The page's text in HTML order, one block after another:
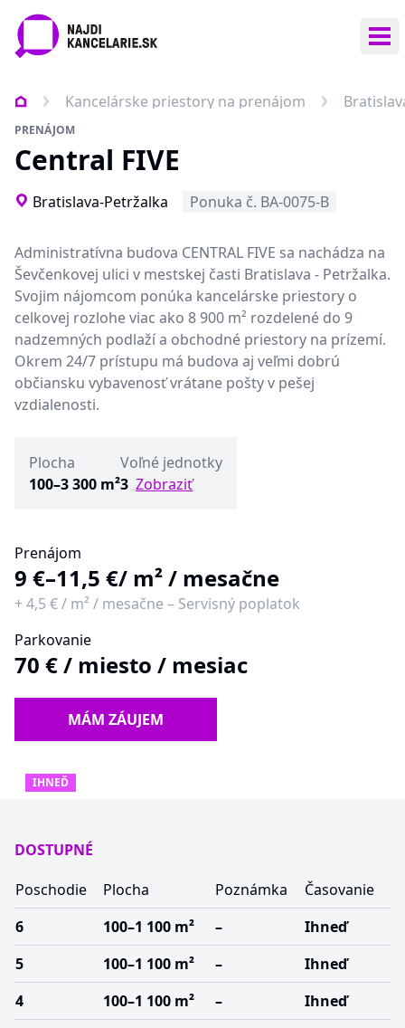
Kancelárske priestory na prenájom
PRENÁJOM
Central FIVE
Bratislava-Petržalka Ponuka č. BA-0075-B
Administratívna budova CENTRAL FIVE sa nachádza na
Ševčenkovej ulici v mestskej časti Bratislava - Petržalka.
Svojim nájomcom ponúka kancelárske priestory o
celkovej rozlohe viac ako 8 900 m² rozdelené do 9
nadzemných podlaží a obchodné priestory na prízemí.
Okrem 24/7 prístupu má budova aj veľmi dobrú
občiansku vybavenosť vrátane pošty v pešej
vzdialenosti.
Plocha
100–3 300 m²
Voľné jednotky
3 Zobraziť
Prenájom
9 €–11,5 €/ m² / mesačne
+4,5 €/ m² / mesačne – Servisný poplatok
Parkovanie
70 €/ miesto / mesiac
MÁM ZÁUJEM
IHNEĎ
DOSTUPNÉ
Poschodie
Plocha Poznámka
Časovanie
6
100–1 100 m² –
Ihneď
5
100–1 100 m² –
Ihneď
4
100–1 100 m² – Ihneď